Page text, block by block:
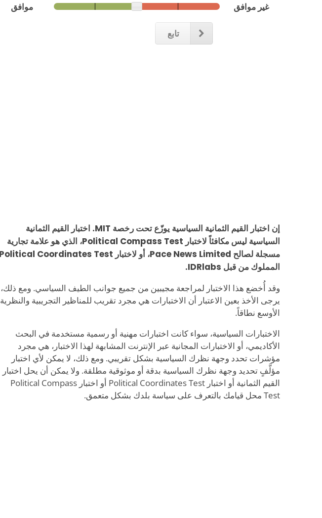
غير موافق
موافق
تابع
إن اختبار القيم الثمانية السياسية يوزّع تحت رخصة MIT. اختبار القيم الثمانية
السياسية ليس مكافئاً لاختبار Political Compass Test، الذي هو علامة تجارية
المملوك من قبل IDRlabs.
وقد أُخضع هذا الاختبار لمراجعة مجيبين من جميع جوانب الطيف السياسي. ومع ذلك،
يرجى الأخذ بعين الاعتبار أن الاختبارات هي مجرد تقريب للمناظير التجريبية والنظرية
الأوسع نطاقاً.
الاختبارات السياسية، سواء كانت اختبارات مهنية أو رسمية مستخدمة في البحث
الأكاديمي، أو الاختبارات المجانية عبر الإنترنت المشابهة لهذا الاختبار، هي مجرد
مؤشرات تحدد وجهة نظرك السياسية بشكل تقريبي. ومع ذلك، لا يمكن لأي اختبار
مؤلَّفٍ تحديد وجهة نظرك السياسية بدقة أو موثوقية مطلقة. ولا يمكن أن يحل اختبار
القيم الثمانية أو اختبار Political Coordinates Test أو اختبار Political Compass
Test محل قيامك بالتعرف على سياسة بلدك بشكل متعمق.